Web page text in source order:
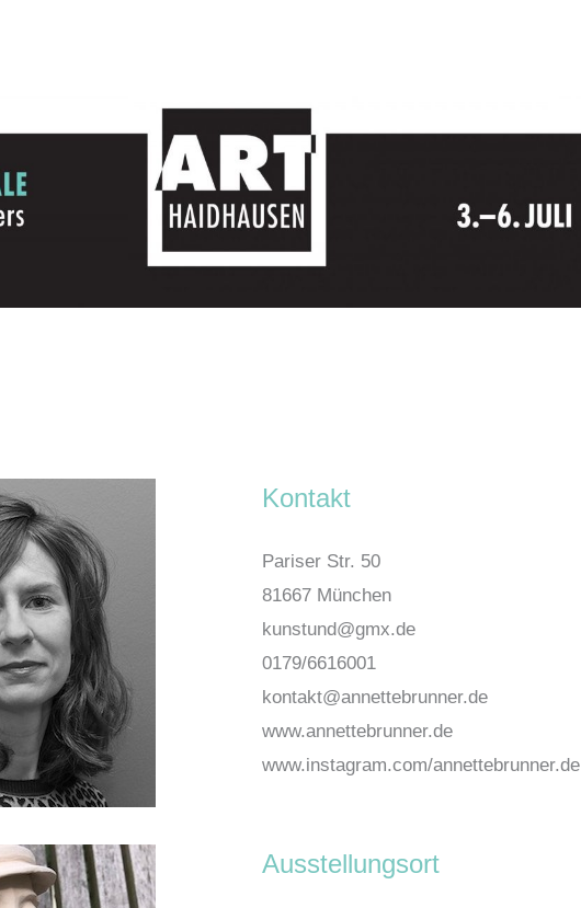
Kontakt
Pariser Str. 50
81667 München
kunstund@gmx.de
0179/6616001
kontakt@annettebrunner.de
www.annettebrunner.de
www.instagram.com/annettebrunner.de
Ausstellungsort